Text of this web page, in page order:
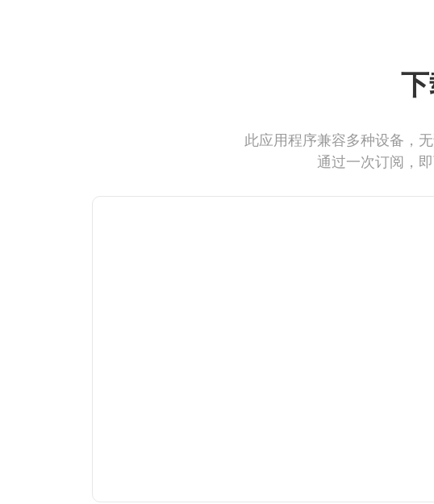
此应用程序兼容多种设备，
通过一次订阅，